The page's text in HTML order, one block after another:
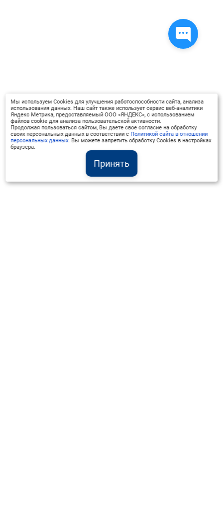
Принять
Мы используем Cookies для улучшения работоспособности сайта, анализа
использования данных. Наш сайт также использует сервис веб-аналитики
Яндекс Метрика, предоставляемый ООО «ЯНДЕКС», с использованием
файлов cookie для анализа пользовательской активности.
Продолжая пользоваться сайтом, Вы даете свое согласие на обработку
своих персональных данных в соответствии с Политикой сайта в отношении
персональных данных. Вы можете запретить обработку Cookies в настройках
браузера.